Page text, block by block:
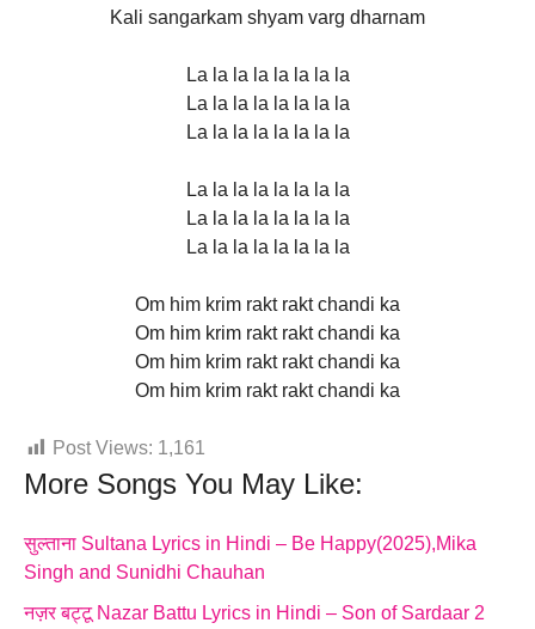
Kali sangarkam shyam varg dharnam
La la la la la la la la
La la la la la la la la
La la la la la la la la
La la la la la la la la
La la la la la la la la
La la la la la la la la
Om him krim rakt rakt chandi ka
Om him krim rakt rakt chandi ka
Om him krim rakt rakt chandi ka
Om him krim rakt rakt chandi ka
Post Views: 1,161
More Songs You May Like:
सुल्ताना Sultana Lyrics in Hindi – Be Happy(2025),Mika
Singh and Sunidhi Chauhan
नज़र बट्टू Nazar Battu Lyrics in Hindi – Son of Sardaar 2